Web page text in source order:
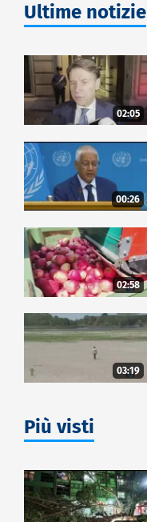
Ultime notizie
02:05
00:26
02:58
03:19
Più visti